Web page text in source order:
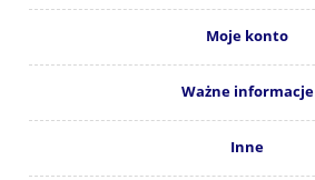
Moje konto
Ważne informacje
Inne